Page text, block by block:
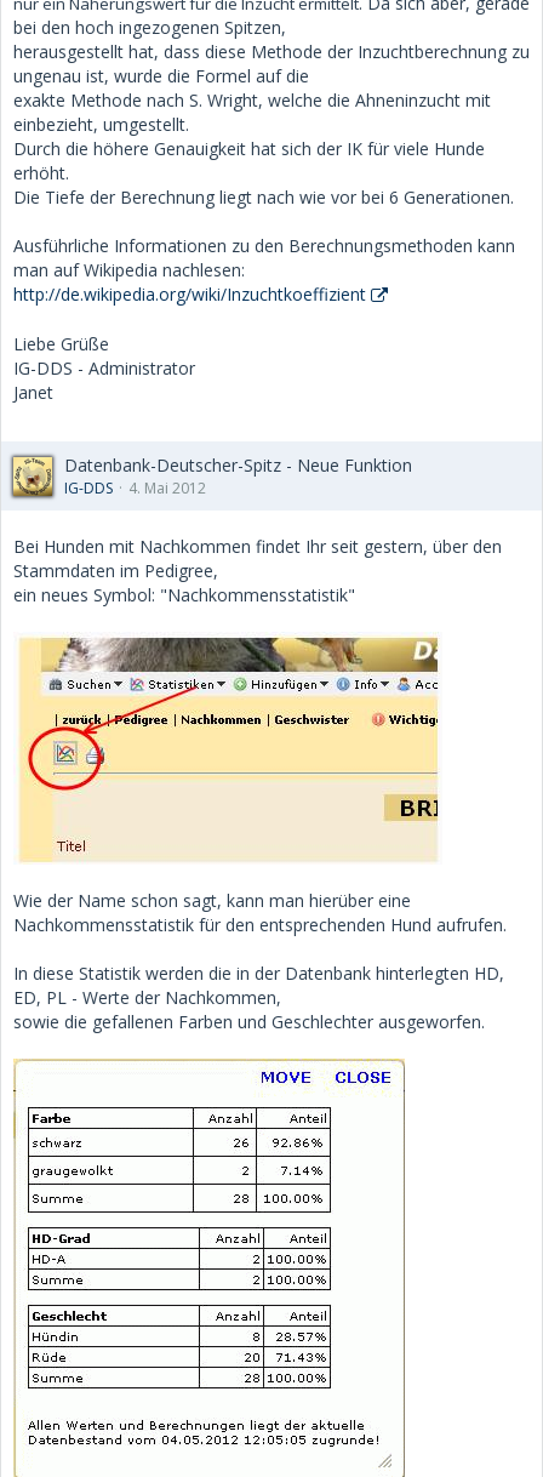
bei den hoch ingezogenen Spitzen,
herausgestellt hat, dass diese Methode der Inzuchtberechnung zu
ungenau ist, wurde die Formel auf die
exakte Methode nach S. Wright, welche die Ahneninzucht mit
einbezieht, umgestellt.
Durch die höhere Genauigkeit hat sich der IK für viele Hunde
erhöht.
Die Tiefe der Berechnung liegt nach wie vor bei 6 Generationen.
Ausführliche Informationen zu den Berechnungsmethoden kann
man auf Wikipedia nachlesen:
http://de.wikipedia.org/wiki/Inzuchtkoeffizient
Liebe Grüße
IG-DDS - Administrator
Janet
Datenbank-Deutscher-Spitz - Neue Funktion
IG-DDS 4. Mai 2012
Bei Hunden mit Nachkommen findet Ihr seit gestern, über den
Stammdaten im Pedigree,
ein neues Symbol: "Nachkommensstatistik"
Wie der Name schon sagt, kann man hierüber eine
Nachkommensstatistik für den entsprechenden Hund aufrufen.
In diese Statistik werden die in der Datenbank hinterlegten HD,
ED, PL - Werte der Nachkommen,
sowie die gefallenen Farben und Geschlechter ausgeworfen.